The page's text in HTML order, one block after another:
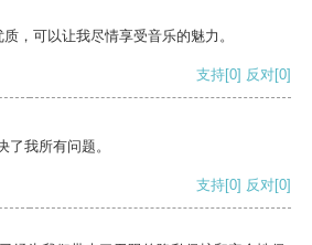
，可以让我尽情享受音乐的魅力。
支持[0] 反对[0]
了我所有问题。
支持[0] 反对[0]